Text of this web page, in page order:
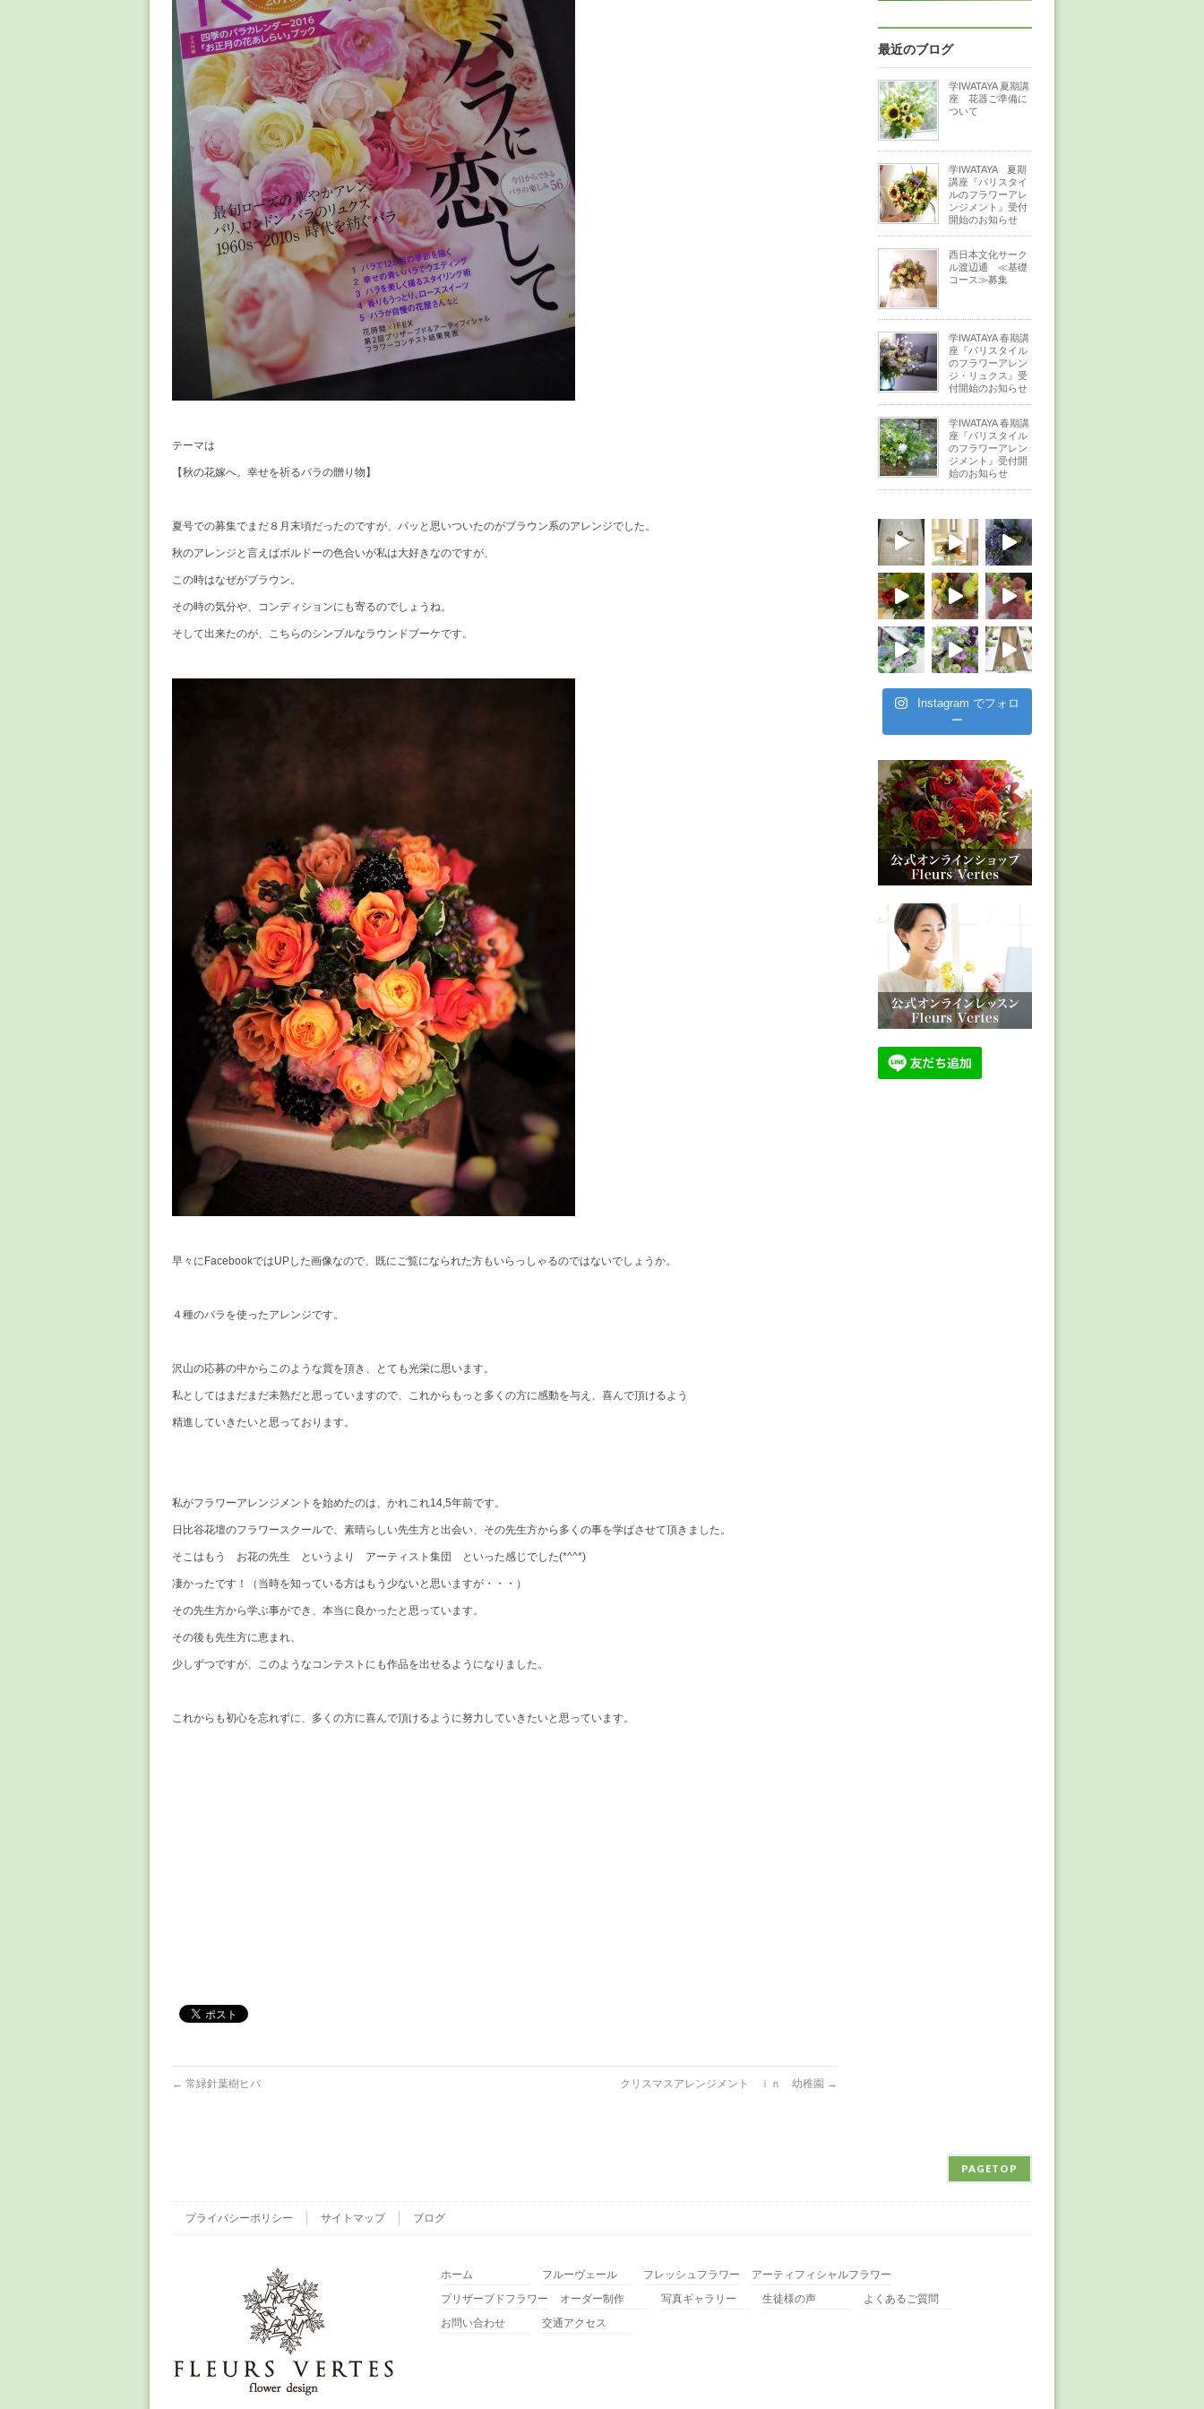
テーマは
【秋の花嫁へ。幸せを祈るバラの贈り物】
夏号での募集でまだ８月末頃だったのですが、パッと思いついたのがブラウン系のアレンジでした。
秋のアレンジと言えばボルドーの色合いが私は大好きなのですが、
この時はなぜがブラウン。
その時の気分や、コンディションにも寄るのでしょうね。
そして出来たのが、こちらのシンプルなラウンドブーケです。
早々にFacebookではUPした画像なので、既にご覧になられた方もいらっしゃるのではないでしょうか。
４種のバラを使ったアレンジです。
沢山の応募の中からこのような賞を頂き、とても光栄に思います。
私としてはまだまだ未熟だと思っていますので、これからもっと多くの方に感動を与え、喜んで頂けるよう
精進していきたいと思っております。
私がフラワーアレンジメントを始めたのは、かれこれ14,5年前です。
日比谷花壇のフラワースクールで、素晴らしい先生方と出会い、その先生方から多くの事を学ばさせて頂きました。
そこはもう お花の先生 というより アーティスト集団 といった感じでした(*^^*)
凄かったです！（当時を知っている方はもう少ないと思いますが・・・）
その先生方から学ぶ事ができ、本当に良かったと思っています。
その後も先生方に恵まれ、
少しずつですが、このようなコンテストにも作品を出せるようになりました。
これからも初心を忘れずに、多くの方に喜んで頂けるように努力していきたいと思っています。
← 常緑針葉樹ヒバ クリスマスアレンジメント ｉｎ 幼稚園 →
最近のブログ
学IWATAYA 夏期講
座 花器ご準備に
ついて
学IWATAYA 夏期
講座『パリスタイ
ルのフラワーアレ
ンジメント』受付
開始のお知らせ
西日本文化サーク
ル渡辺通 ≪基礎
コース≫募集
学IWATAYA 春期講
座『パリスタイル
のフラワーアレン
ジ・リュクス』受
付開始のお知らせ
学IWATAYA 春期講
座『パリスタイル
のフラワーアレン
ジメント』受付開
始のお知らせ
Instagram でフォロ
ー
PAGETOP
プライバシーポリシー サイトマップ ブログ
ホーム フルーヴェール フレッシュフラワー
アーティフィシャルフラワー
プリザーブドフラワー
オーダー制作 写真ギャラリー 生徒様の声
よくあるご質問
お問い合わせ
交通アクセス